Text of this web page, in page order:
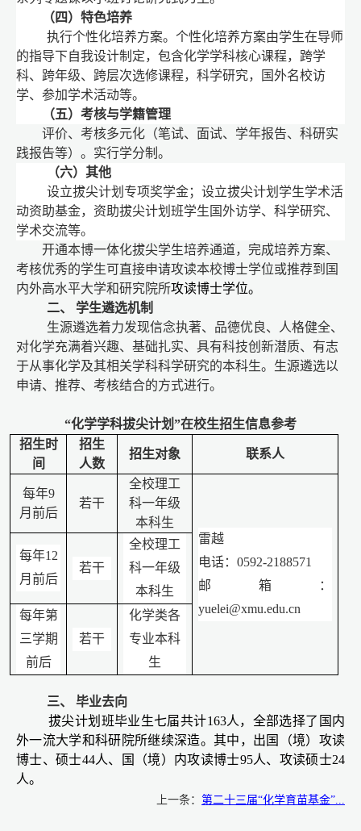
（四）特色培养
执行个性化培养方案。个性化培养方案由学生在导师
的指导下自我设计制定，包含化学学科核心课程，跨学
科、跨年级、跨层次选修课程，科学研究，国外名校访
学、参加学术活动等。
（五）考核与学籍管理
评价、考核多元化（笔试、面试、学年报告、科研实
践报告等）。实行学分制。
（六）其他
设立拔尖计划专项奖学金；设立拔尖计划学生学术活
动资助基金，资助拔尖计划班学生国外访学、科学研究、
学术交流等。
开通本博一体化拔尖学生培养通道，完成培养方案、
考核优秀的学生可直接申请攻读本校博士学位或推荐到国
内外高水平大学和研究院所攻读博士学位。
二、 学生遴选机制
生源遴选着力发现信念执著、品德优良、人格健全、
对化学充满着兴趣、基础扎实、具有科技创新潜质、有志
于从事化学及其相关学科科学研究的本科生。生源遴选以
申请、推荐、考核结合的方式进行。
“化学学科拔尖计划”在校生招生信息参考
招生时
间
招生
人数
招生对象 联系人
每年9
月前后
若干
全校理工
科一年级
本科生
雷越
电话：0592-2188571
邮箱：
yuelei@xmu.edu.cn
每年12
月前后
若干
全校理工
科一年级
本科生
每年第
三学期
前后
若干
化学类各
专业本科
生
三、 毕业去向
拔尖计划班毕业生七届共计163人，全部选择了国内
外一流大学和科研院所继续深造。其中，出国（境）攻读
博士、硕士44人、国（境）内攻读博士95人、攻读硕士24
人。
上一条： 第二十三届“化学育苗基金”...